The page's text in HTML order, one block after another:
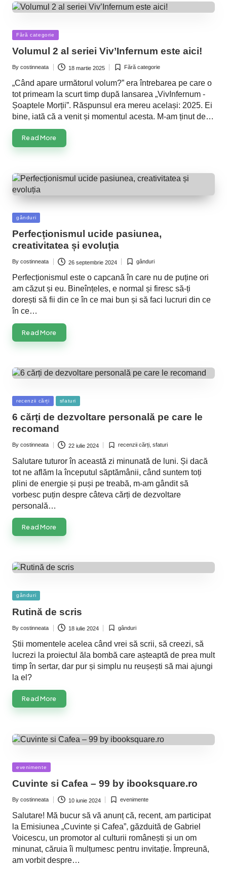
Posted
in
Fără categorie
Volumul 2 al seriei Viv’Infernum este aici!
Posted
By costinneata 18 martie 2025
PostedFără categorie
„Când apare următorul volum?” era întrebarea pe care o
tot primeam la scurt timp după lansarea „VivInfernum -
Șoaptele Morții”. Răspunsul era mereu același: 2025. Ei
bine, iată că a venit și momentul acesta. M-am ținut de…
Read More
Posted
in
gânduri
Perfecționismul ucide pasiunea,
creativitatea și evoluția
Posted
By costinneata 26 septembrie 2024
Postedgânduri
Perfecționismul este o capcană în care nu de puține ori
am căzut și eu. Bineînțeles, e normal și firesc să-ți
dorești să fii din ce în ce mai bun și să faci lucruri din ce
în ce…
Read More
Posted
in
recenzii cărți sfaturi
6 cărți de dezvoltare personală pe care le
recomand
Posted
By costinneata 22 iulie 2024
Postedrecenzii cărți,sfaturi
Salutare tuturor în această zi minunată de luni. Și dacă
tot ne aflăm la începutul săptămânii, când suntem toți
plini de energie și puși pe treabă, m-am gândit să
vorbesc puțin despre câteva cărți de dezvoltare
personală…
Read More
Posted
in
gânduri
Rutină de scris
Posted
By costinneata 18 iulie 2024
Postedgânduri
Știi momentele acelea când vrei să scrii, să creezi, să
lucrezi la proiectul ăla bombă care așteaptă de prea mult
timp în sertar, dar pur și simplu nu reușești să mai ajungi
la el?
Read More
Posted
evenimente
Cuvinte si Cafea – 99 by ibooksquare.ro
Posted
By costinneata 10 iunie 2024
Postedevenimente
Salutare! Mă bucur să vă anunț că, recent, am participat
la Emisiunea „Cuvinte și Cafea”, găzduită de Gabriel
Voicescu, un promotor al culturii românești și un om
minunat, căruia îi mulțumesc pentru invitație. Împreună,
am vorbit despre…